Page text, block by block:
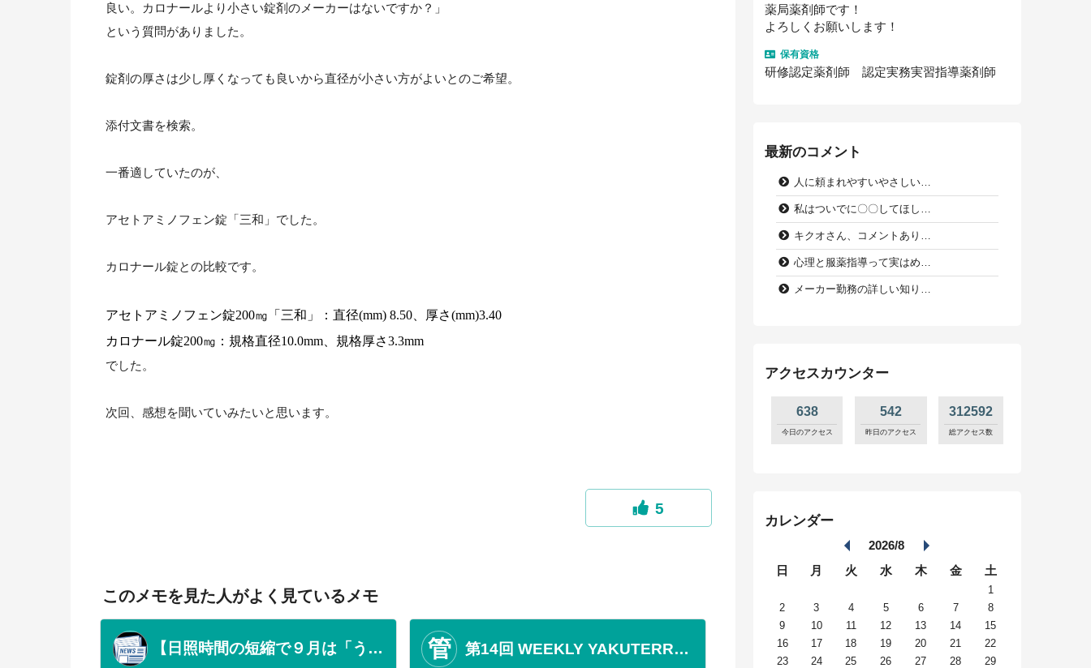
良い。カロナールより小さい錠剤のメーカーはないですか？」
という質問がありました。
錠剤の厚さは少し厚くなっても良いから直径が小さい方がよいとのご希望。
添付文書を検索。
一番適していたのが、
アセトアミノフェン錠「三和」でした。
カロナール錠との比較です。
アセトアミノフェン錠200㎎「三和」：直径(mm) 8.50、厚さ(mm)3.40
カロナール錠200㎎：規格直径10.0mm、規格厚さ3.3mm
でした。
次回、感想を聞いていみたいと思います。
5
このメモを見た人がよく見ているメモ
【日照時間の短縮で９月は「うつ病」増 「上手にサボる」のも時には必要】 管 第14回 WEEKLY YAKUTERRACE
薬局薬剤師です！
よろしくお願いします！
保有資格
研修認定薬剤師 認定実務実習指導薬剤師
最新のコメント
人に頼まれやすいやさしい…
私はついでに〇〇してほし…
キクオさん、コメントあり…
心理と服薬指導って実はめ…
メーカー勤務の詳しい知り…
アクセスカウンター
638
今日のアクセス
542
昨日のアクセス
312592
総アクセス数
カレンダー
2026/8
日
月 火 水 木 金 土
1
2
3 4 5 6 7
8
9
10 11 12 13 14
15
16
17 18 19 20 21
22
23
24 25 26 27 28
29